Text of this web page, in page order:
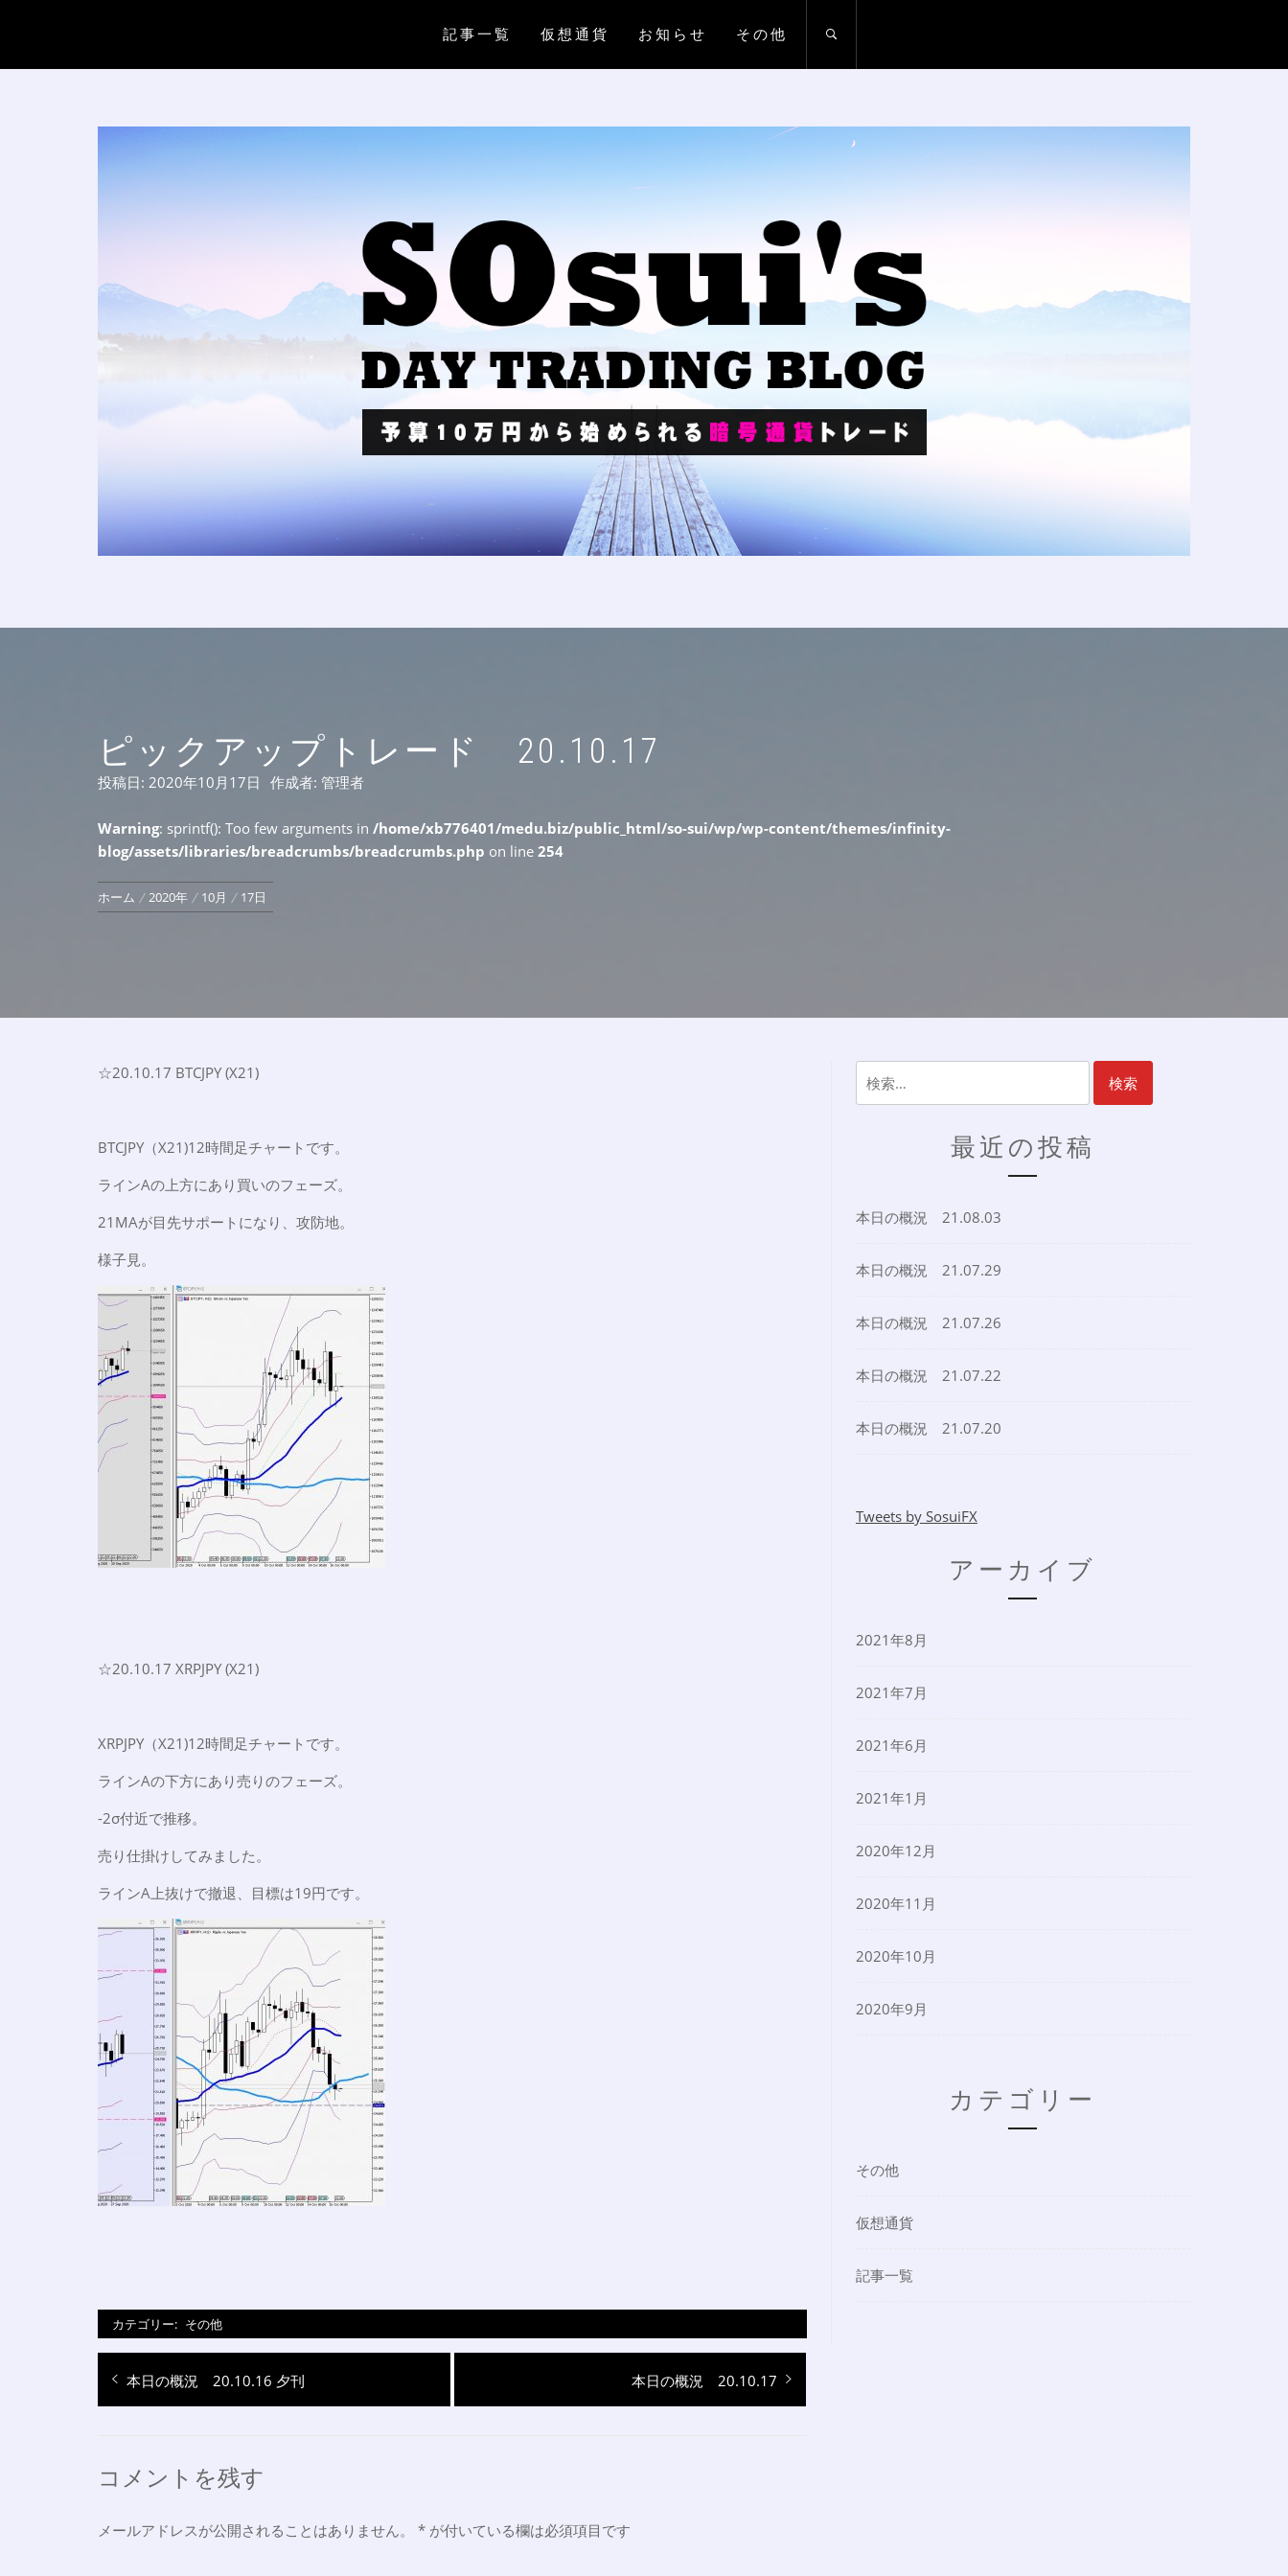
記事一覧 仮想通貨 お知らせ その他
SO_SUIの仮想通貨FXブログ
ピックアップトレード 20.10.17
投稿日: 2020年10月17日 作成者: 管理者
Warning: sprintf(): Too few arguments in /home/xb776401/medu.biz/public_html/so-sui/wp/wp-content/themes/infinity-
blog/assets/libraries/breadcrumbs/breadcrumbs.php on line 254
ホーム 2020年 10月 17日
☆20.10.17 BTCJPY (X21)
BTCJPY（X21)12時間足チャートです。
ラインAの上方にあり買いのフェーズ。
21MAが目先サポートになり、攻防地。
様子見。
☆20.10.17 XRPJPY (X21)
XRPJPY（X21)12時間足チャートです。
ラインAの下方にあり売りのフェーズ。
-2σ付近で推移。
売り仕掛けしてみました。
ラインA上抜けで撤退、目標は19円です。
カテゴリー: その他
投
稿
ゲ
ー
過
去
稿:
本日の概況 20.10.16 夕刊
次
の
本日の概況 20.10.17
コメントを残す
メールアドレスが公開されることはありません。 * が付いている欄は必須項目です
索:
最近の投稿
本日の概況 21.08.03
本日の概況 21.07.29
本日の概況 21.07.26
本日の概況 21.07.22
本日の概況 21.07.20
Tweets by SosuiFX
アーカイブ
2021年8月
2021年7月
2021年6月
2021年1月
2020年12月
2020年11月
2020年10月
2020年9月
カテゴリー
その他
仮想通貨
記事一覧